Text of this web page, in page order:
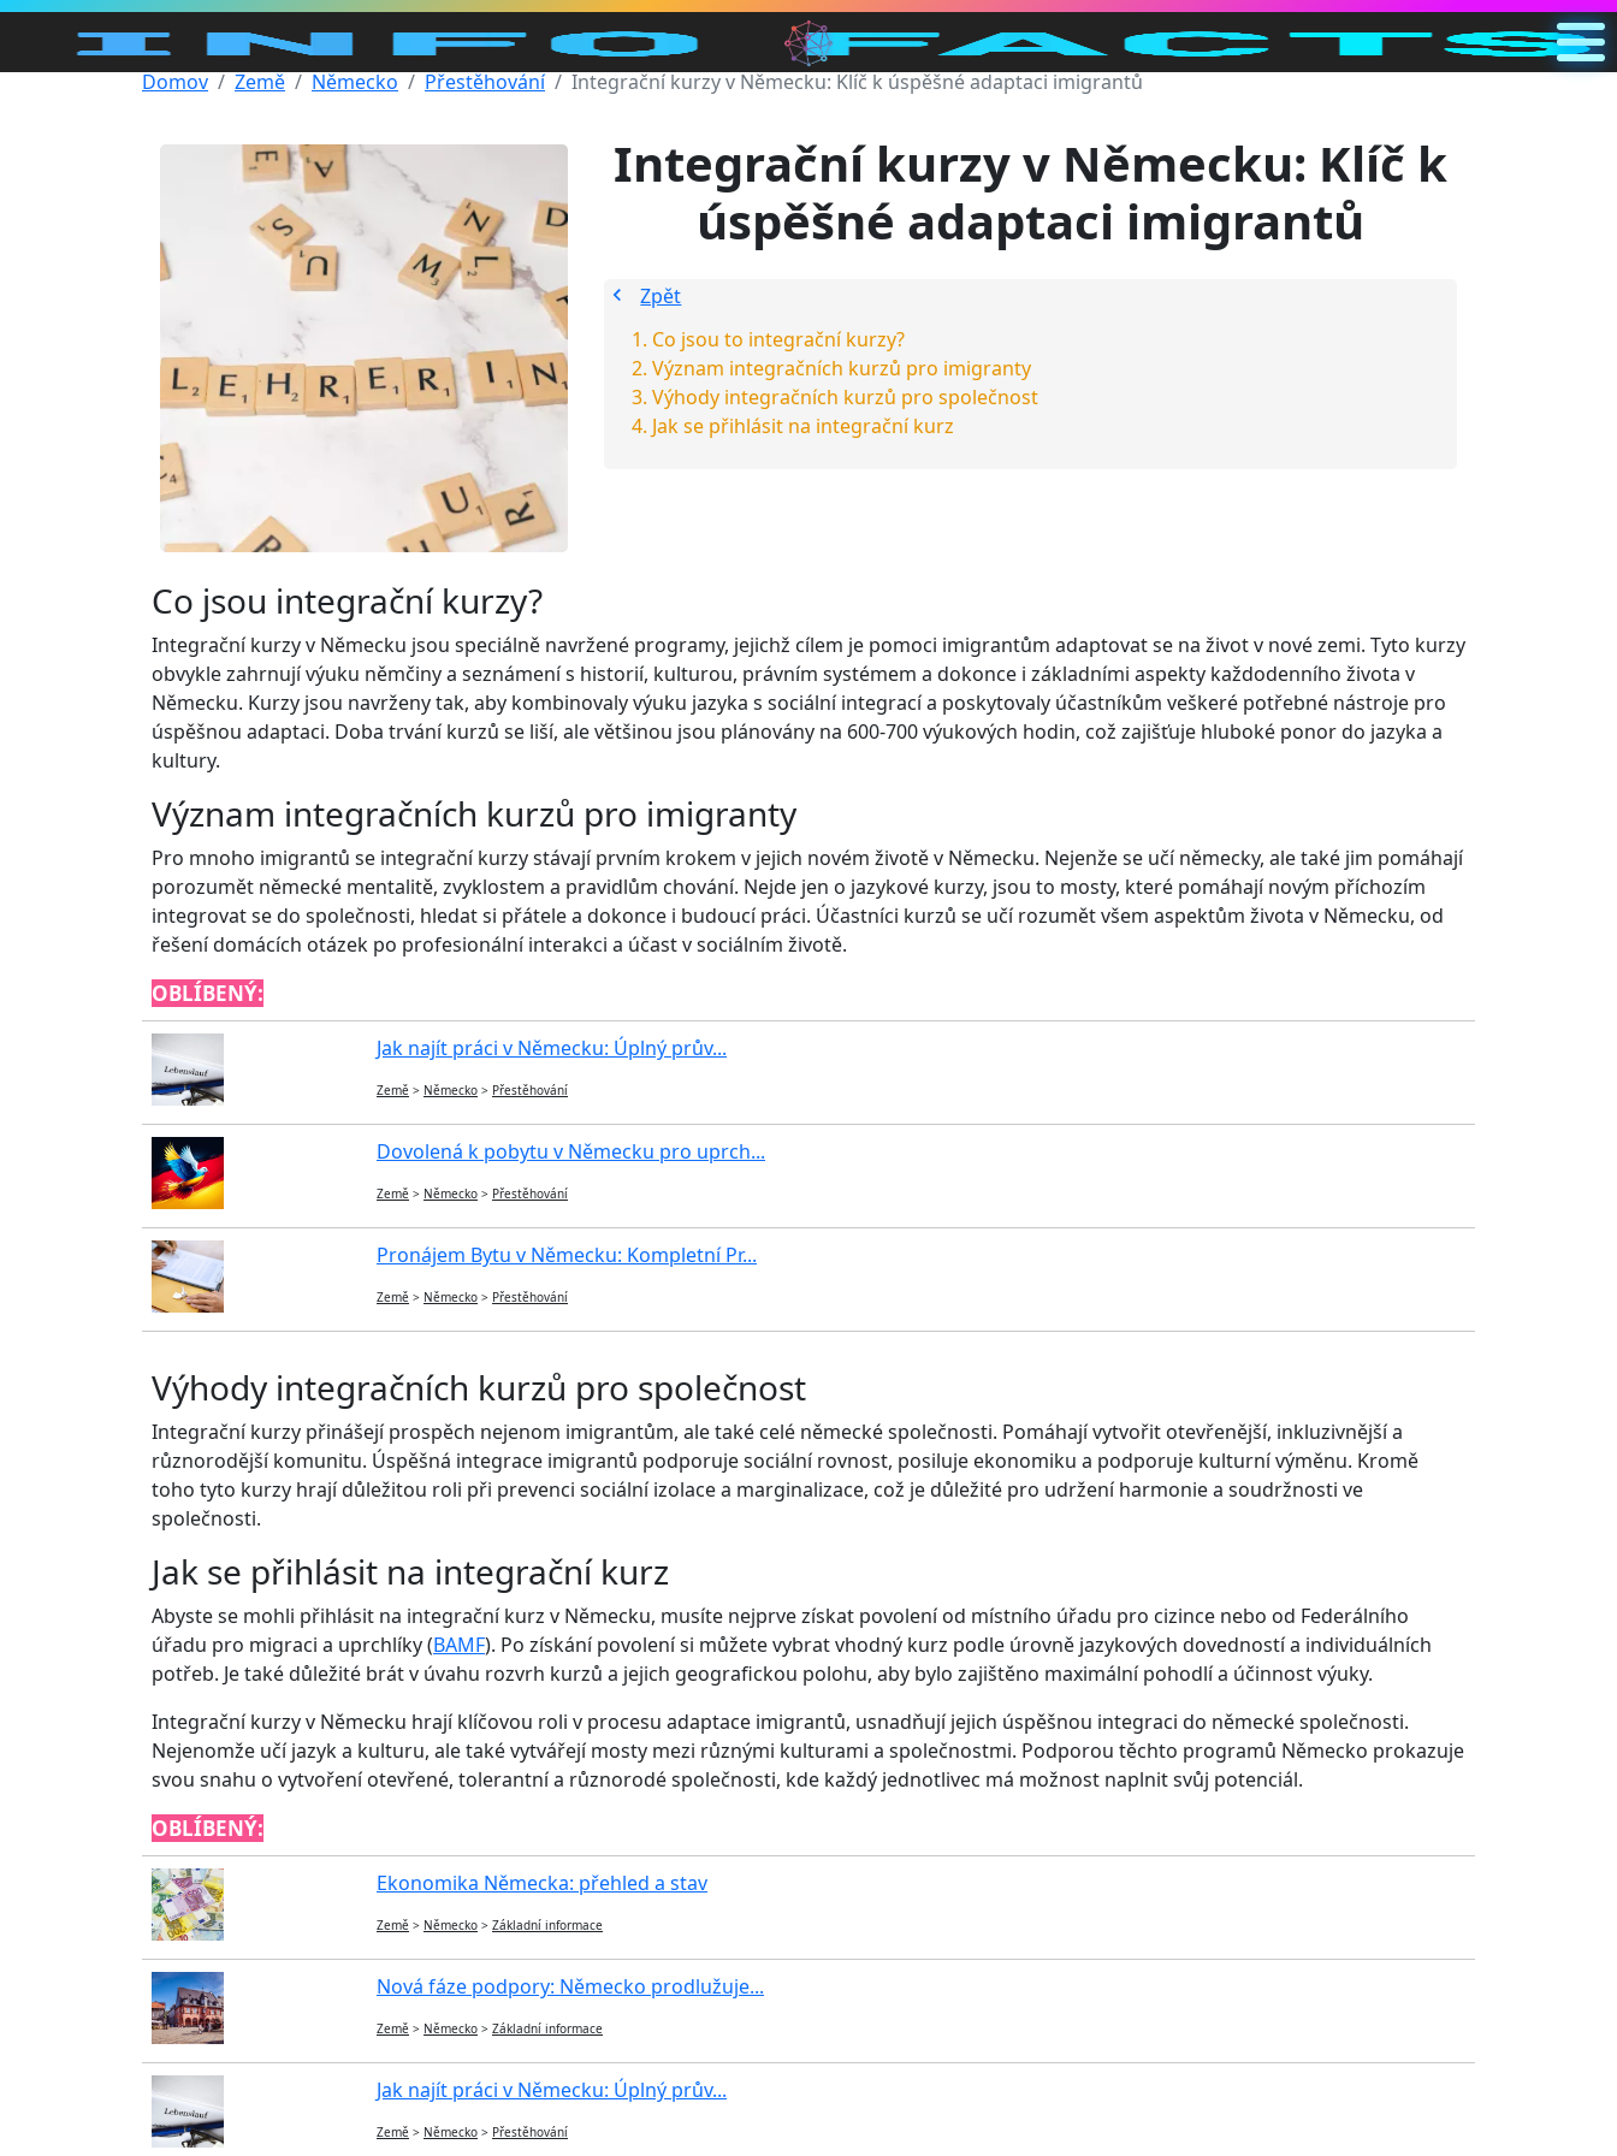
Hledat
Kategorie
Domov Země Německo Přestěhování Integrační kurzy v Německu: Klíč k úspěšné adaptaci imigrantů
Integrační kurzy v Německu: Klíč k
úspěšné adaptaci imigrantů
Zpět
Co jsou to integrační kurzy?
Význam integračních kurzů pro imigranty
Výhody integračních kurzů pro společnost
Jak se přihlásit na integrační kurz
Co jsou integrační kurzy?
Integrační kurzy v Německu jsou speciálně navržené programy, jejichž cílem je pomoci imigrantům adaptovat se na život v nové zemi. Tyto kurzy
obvykle zahrnují výuku němčiny a seznámení s historií, kulturou, právním systémem a dokonce i základními aspekty každodenního života v
Německu. Kurzy jsou navrženy tak, aby kombinovaly výuku jazyka s sociální integrací a poskytovaly účastníkům veškeré potřebné nástroje pro
úspěšnou adaptaci. Doba trvání kurzů se liší, ale většinou jsou plánovány na 600-700 výukových hodin, což zajišťuje hluboké ponor do jazyka a
kultury.
Význam integračních kurzů pro imigranty
Pro mnoho imigrantů se integrační kurzy stávají prvním krokem v jejich novém životě v Německu. Nejenže se učí německy, ale také jim pomáhají
porozumět německé mentalitě, zvyklostem a pravidlům chování. Nejde jen o jazykové kurzy, jsou to mosty, které pomáhají novým příchozím
integrovat se do společnosti, hledat si přátele a dokonce i budoucí práci. Účastníci kurzů se učí rozumět všem aspektům života v Německu, od
řešení domácích otázek po profesionální interakci a účast v sociálním životě.
OBLÍBENÝ:
Jak najít práci v Německu: Úplný prův...
Země > Německo > Přestěhování
Dovolená k pobytu v Německu pro uprch...
Země > Německo > Přestěhování
Pronájem Bytu v Německu: Kompletní Pr...
Země > Německo > Přestěhování
Výhody integračních kurzů pro společnost
Integrační kurzy přinášejí prospěch nejenom imigrantům, ale také celé německé společnosti. Pomáhají vytvořit otevřenější, inkluzivnější a
různorodější komunitu. Úspěšná integrace imigrantů podporuje sociální rovnost, posiluje ekonomiku a podporuje kulturní výměnu. Kromě
toho tyto kurzy hrají důležitou roli při prevenci sociální izolace a marginalizace, což je důležité pro udržení harmonie a soudržnosti ve
společnosti.
Jak se přihlásit na integrační kurz
Abyste se mohli přihlásit na integrační kurz v Německu, musíte nejprve získat povolení od místního úřadu pro cizince nebo od Federálního
úřadu pro migraci a uprchlíky (BAMF). Po získání povolení si můžete vybrat vhodný kurz podle úrovně jazykových dovedností a individuálních
potřeb. Je také důležité brát v úvahu rozvrh kurzů a jejich geografickou polohu, aby bylo zajištěno maximální pohodlí a účinnost výuky.
Integrační kurzy v Německu hrají klíčovou roli v procesu adaptace imigrantů, usnadňují jejich úspěšnou integraci do německé společnosti.
Nejenomže učí jazyk a kulturu, ale také vytvářejí mosty mezi různými kulturami a společnostmi. Podporou těchto programů Německo prokazuje
svou snahu o vytvoření otevřené, tolerantní a různorodé společnosti, kde každý jednotlivec má možnost naplnit svůj potenciál.
OBLÍBENÝ:
Ekonomika Německa: přehled a stav
Země > Německo > Základní informace
Nová fáze podpory: Německo prodlužuje...
Země > Německo > Základní informace
Jak najít práci v Německu: Úplný prův...
Země > Německo > Přestěhování